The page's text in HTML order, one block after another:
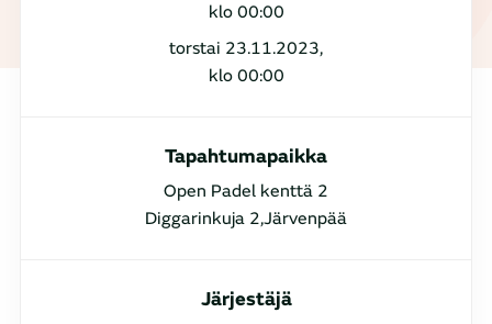
klo 00:00
torstai 23.11.2023,
klo 00:00
Tapahtumapaikka
Open Padel kenttä 2
Diggarinkuja 2,Järvenpää
Järjestäjä